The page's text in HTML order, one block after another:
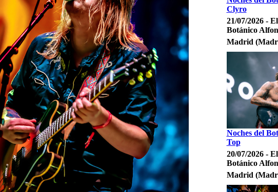
Clyro
21/07/2026 -
Botánico
Madrid
Noches del
Top
20/07/2026 -
Botánico
Madrid